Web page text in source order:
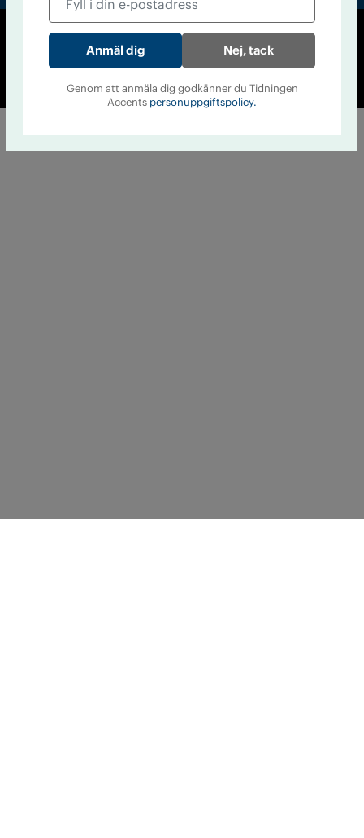
© Tidningen Accent 2026
Cookiepolicy
Personuppgiftspolicy
Nej, tack
Genom att anmäla dig godkänner du Tidningen
Accents personuppgiftspolicy.